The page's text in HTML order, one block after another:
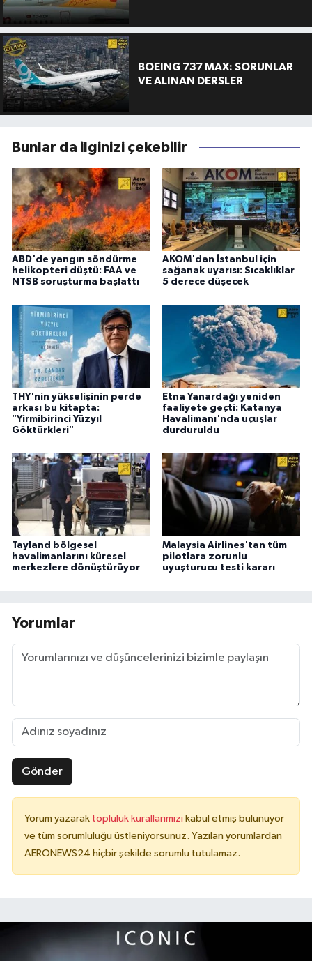
BOEING 737 MAX: SORUNLAR
VE ALINAN DERSLER
Bunlar da ilginizi çekebilir
ABD'de yangın söndürme
helikopteri düştü: FAA ve
NTSB soruşturma başlattı
AKOM'dan İstanbul için
sağanak uyarısı: Sıcaklıklar
5 derece düşecek
THY'nin yükselişinin perde
arkası bu kitapta:
"Yirmibirinci Yüzyıl
Göktürkleri"
Etna Yanardağı yeniden
faaliyete geçti: Katanya
Havalimanı'nda uçuşlar
durduruldu
Tayland bölgesel
havalimanlarını küresel
merkezlere dönüştürüyor
Malaysia Airlines'tan tüm
pilotlara zorunlu
uyuşturucu testi kararı
Yorumlar
Gönder
Yorum yazarak topluluk kurallarımızı kabul etmiş bulunuyor
ve tüm sorumluluğu üstleniyorsunuz. Yazılan yorumlardan
AERONEWS24 hiçbir şekilde sorumlu tutulamaz.